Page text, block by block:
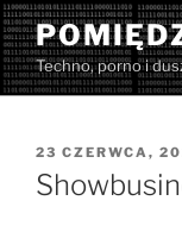
Przejdź
do
treściTechno, porno i
OPUBLIKOWANE
W
23 CZERWCA,